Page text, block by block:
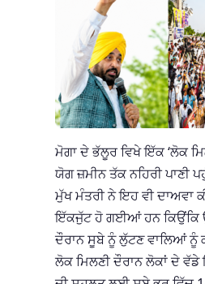
ਮੋਗਾ ਦੇ ਭੱਲੂਰ ਵਿਖੇ ਇੱਕ ‘ਲੋਕ
ਯੋਗ ਜ਼ਮੀਨ ਤੱਕ ਨਹਿਰੀ ਪਾਣੀ
ਮੁੱਖ ਮੰਤਰੀ ਨੇ ਇਹ ਵੀ ਦਾਅਵਾ
ਇੱਕਜੁੱਟ ਹੋ ਗਈਆਂ ਹਨ ਕਿਉਂਕਿ
ਦੌਰਾਨ ਸੂਬੇ ਨੂੰ ਲੁੱਟਣ ਵਾਲਿਆਂ ਨੂੰ
ਲੋਕ ਮਿਲਣੀ ਦੌਰਾਨ ਲੋਕਾਂ ਦੇ